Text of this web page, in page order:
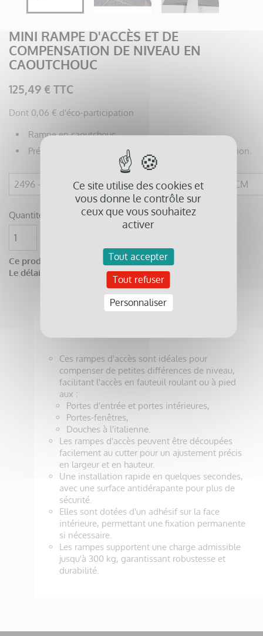
MINI RAMPE D'ACCÈS ET DE
COMPENSATION DE NIVEAU EN
CAOUTCHOUC
125,49 € TTC
Dont 0,06 € d'éco-participation
Rampe en caoutchouc.
Pré-adhésivée, prête à être installée par simple pression.
Quantité
Ce produit n'est pas disponible sur stock.
Le délai de livraison sera d'environ 4 semaines.
Description
Détails du produit
Ces rampes d'accès sont idéales pour
compenser de petites différences de niveau,
facilitant l'accès en fauteuil roulant ou à pied
aux :
Portes d'entrée et portes intérieures,
Portes-fenêtres,
Douches à l'italienne.
Les rampes d'accès peuvent être découpées
facilement au cutter pour un ajustement précis
en largeur et en hauteur.
Une installation rapide en quelques secondes,
avec une surface antidérapante pour plus de
sécurité.
Elles sont dotées d'un adhésif sur la face
intérieure, permettant une fixation permanente
si nécessaire.
Les rampes supportent une charge admissible
jusqu'à 300 kg, garantissant robustesse et
durabilité.
Ce site utilise des cookies et
vous donne le contrôle sur
ceux que vous souhaitez
activer
Tout accepter
Tout refuser
Personnaliser